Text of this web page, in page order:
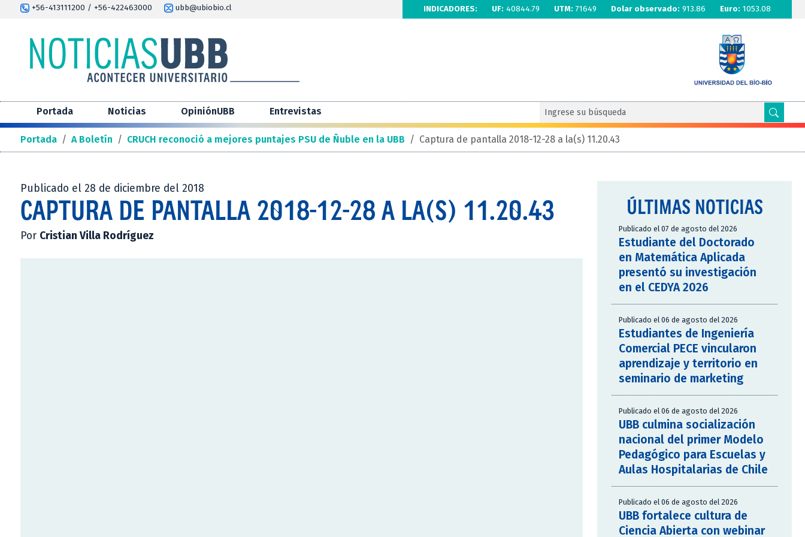
+56-413111200 / +56-422463000 ubb@ubiobio.cl INDICADORES: UF: 40844.79 UTM: 71649 Dolar observado: 913.86 Euro: 1053.08
Portada Noticias OpiniónUBB Entrevistas
Portada / A Boletín / CRUCH reconoció a mejores puntajes PSU de Ñuble en la UBB / Captura de pantalla 2018-12-28 a la(s) 11.20.43
Publicado el 28 de diciembre del 2018
CAPTURA DE PANTALLA 2018-12-28 A LA(S) 11.20.43
Por Cristian Villa Rodríguez
ÚLTIMAS NOTICIAS
Publicado el 07 de agosto del 2026
Estudiante del Doctorado
en Matemática Aplicada
presentó su investigación
en el CEDYA 2026
Publicado el 06 de agosto del 2026
Estudiantes de Ingeniería
Comercial PECE vincularon
aprendizaje y territorio en
seminario de marketing
Publicado el 06 de agosto del 2026
UBB culmina socialización
nacional del primer Modelo
Pedagógico para Escuelas y
Aulas Hospitalarias de Chile
Publicado el 06 de agosto del 2026
UBB fortalece cultura de
Ciencia Abierta con webinar